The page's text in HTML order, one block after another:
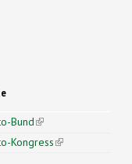
Bund(link is
external)
Kongress(link is